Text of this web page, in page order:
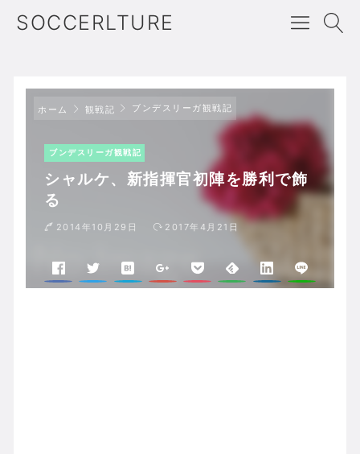
SOCCERLTURE
ホーム 観戦記 ブンデスリーガ観戦記
ブンデスリーガ観戦記
シャルケ、新指揮官初陣を勝利で飾
る
2014年10月29日 2017年4月21日